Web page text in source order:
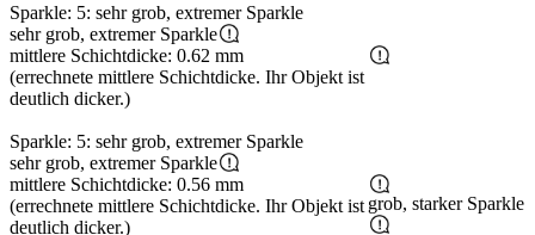
Sparkle: 5: sehr grob, extremer Sparkle
sehr grob, extremer Sparkle
mittlere Schichtdicke: 0.62 mm
(errechnete mittlere Schichtdicke. Ihr Objekt ist
deutlich dicker.)
Sparkle: 5: sehr grob, extremer Sparkle
sehr grob, extremer Sparkle
mittlere Schichtdicke: 0.56 mm
(errechnete mittlere Schichtdicke. Ihr Objekt ist
deutlich dicker.)
grob, starker Sparkle